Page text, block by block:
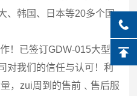
、韩国、日本等20多个国
！已签订GDW-015大型高
对我们的信任与认可！利
，zui周到的售前﹑售后服